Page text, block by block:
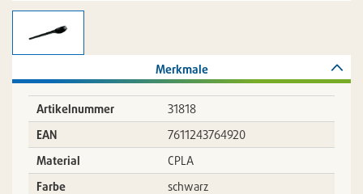
Merkmale
Artikelnummer
31818
EAN
7611243764920
Material
CPLA
Farbe
schwarz